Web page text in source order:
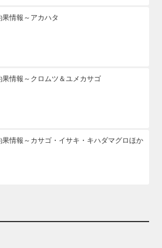
果情報～アカハタ
果情報～クロムツ＆ユメカサゴ
果情報～カサゴ・イサキ・キハダマグロほか